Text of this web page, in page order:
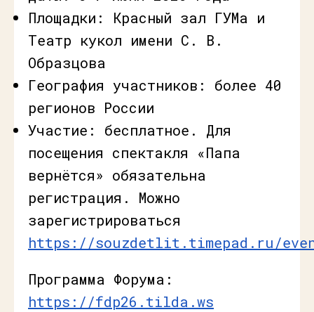
Площадки: Красный зал ГУМа и
Театр кукол имени С. В.
Образцова
География участников: более 40
регионов России
Участие: бесплатное. Для
посещения спектакля «Папа
вернётся» обязательна
регистрация. Можно
зарегистрироваться
https://souzdetlit.timepad.ru/
Программа Форума:
https://fdp26.tilda.ws